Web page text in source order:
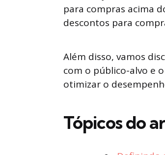
para compras acima
descontos para
Além disso, vamos
com o público-alvo e
otimizar o
Tópicos do